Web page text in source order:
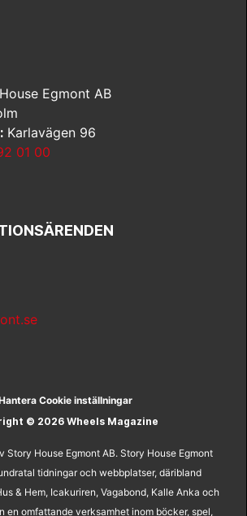
Egmont AB
Karlavägen 96
01 00
Cookie inställningar
© 2026 Wheels Magazine
Story House Egmont AB. Story House Egmont
tidningar och webbplatser, däribland
& Hem, Icakuriren, Vagabond, Kalle Anka och
en omfattande verksamhet inom böcker, spel,